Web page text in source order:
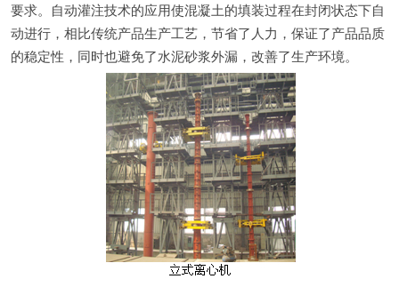
要求。自动灌注技术的应用使混凝土的填装过程在封闭状态下自
动进行，相比传统产品生产工艺，节省了人力，保证了产品品质
的稳定性，同时也避免了水泥砂浆外漏，改善了生产环境。